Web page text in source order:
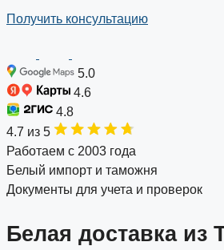
Получить консультацию
5.0
4.6
4.8
4.7 из 5
Работаем с 2003 года
Белый импорт и таможня
Документы для учета и проверок
Белая доставка из